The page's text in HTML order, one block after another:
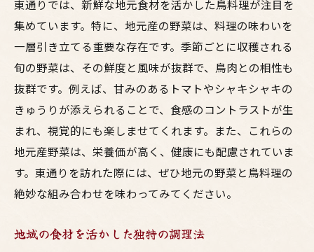
東通りの鳥料理で楽しむ新鮮な味わい
新鮮さと美味しさが共演する東通りの一皿
地元食材を活かした鳥料理の魅力
東通りの料理で実感する新鮮な味
美味しさを引き立てる地元産の新鮮食材
東通りでは、新鮮な地元食材を活かした鳥料理が注目を
集めています。特に、地元産の野菜は、料理の味わいを
一層引き立てる重要な存在です。季節ごとに収穫される
旬の野菜は、その鮮度と風味が抜群で、鳥肉との相性も
抜群です。例えば、甘みのあるトマトやシャキシャキの
きゅうりが添えられることで、食感のコントラストが生
まれ、視覚的にも楽しませてくれます。また、これらの
地元産野菜は、栄養価が高く、健康にも配慮されていま
す。東通りを訪れた際には、ぜひ地元の野菜と鳥料理の
絶妙な組み合わせを味わってみてください。
地域の食材を活かした独特の調理法